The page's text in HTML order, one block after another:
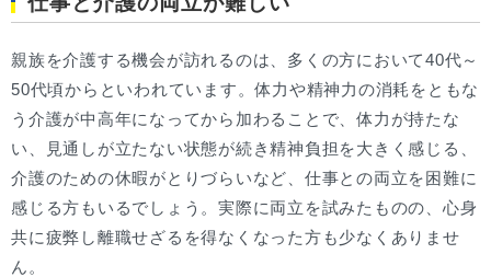
親族を介護する機会が訪れるのは、多くの方において40代～
50代頃からといわれています。体力や精神力の消耗をともな
う介護が中高年になってから加わることで、体力が持たな
い、見通しが立たない状態が続き精神負担を大きく感じる、
介護のための休暇がとりづらいなど、仕事との両立を困難に
感じる方もいるでしょう。実際に両立を試みたものの、心身
共に疲弊し離職せざるを得なくなった方も少なくありませ
ん。